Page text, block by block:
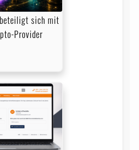
sich mit
Provider